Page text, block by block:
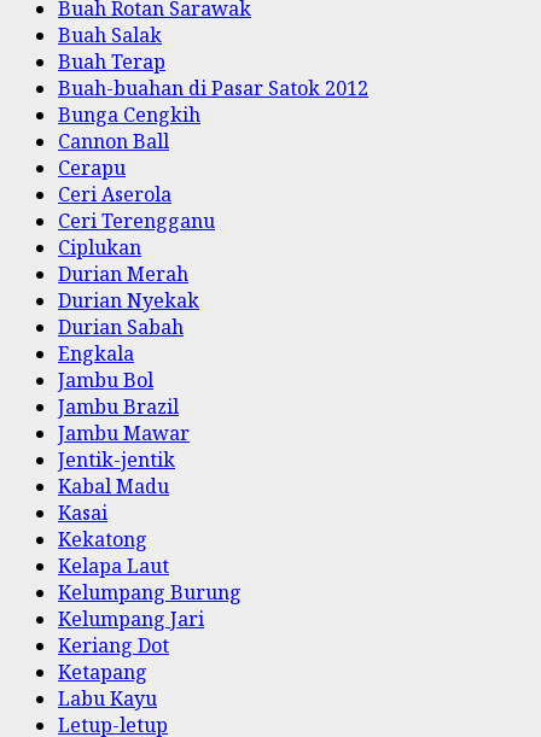
Buah Rotan Sarawak
Buah Salak
Buah Terap
Buah-buahan di Pasar Satok 2012
Bunga Cengkih
Cannon Ball
Cerapu
Ceri Aserola
Ceri Terengganu
Ciplukan
Durian Merah
Durian Nyekak
Durian Sabah
Engkala
Jambu Bol
Jambu Brazil
Jambu Mawar
Jentik-jentik
Kabal Madu
Kasai
Kekatong
Kelapa Laut
Kelumpang Burung
Kelumpang Jari
Keriang Dot
Ketapang
Labu Kayu
Letup-letup